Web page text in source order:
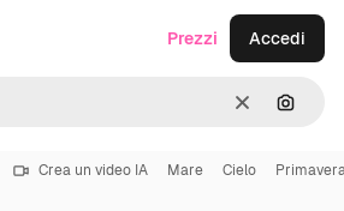
CancellaCerca
Prezzi Accedi
Crea un video IA Mare Cielo